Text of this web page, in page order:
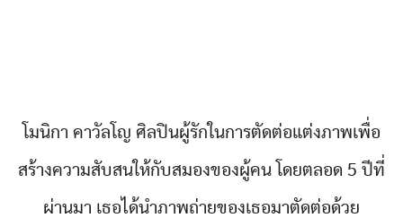
โมนิกา คาวัลโญ ศิลปินผู้รักในการตัดต่อแต่งภาพเพื่อ
สร้างความสับสนให้กับสมองของผู้คน โดยตลอด 5 ปีที่
ผ่านมา เธอได้นำภาพถ่ายของเธอมาตัดต่อด้วย